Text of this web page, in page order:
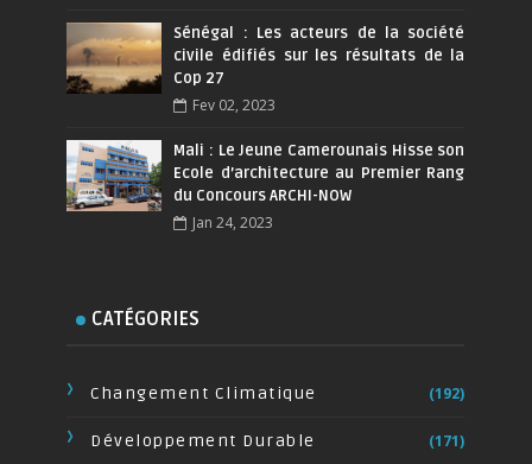
Sénégal : Les acteurs de la société
civile édifiés sur les résultats de la
Cop 27
Fev 02, 2023
Mali : Le Jeune Camerounais Hisse son
Ecole d’architecture au Premier Rang
du Concours ARCHI-NOW
Jan 24, 2023
CATÉGORIES
Changement Climatique (192)
Développement Durable (171)